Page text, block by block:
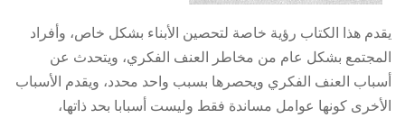
يقدم هذا الكتاب رؤية خاصة لتحصين الأبناء بشكل خاص، وأفراد
المجتمع بشكل عام من مخاطر العنف الفكري، ويتحدث عن
أسباب العنف الفكري ويحصرها بسبب واحد محدد، ويقدم الأسباب
الأخرى كونها عوامل مساندة فقط وليست أسبابا بحد ذاتها،